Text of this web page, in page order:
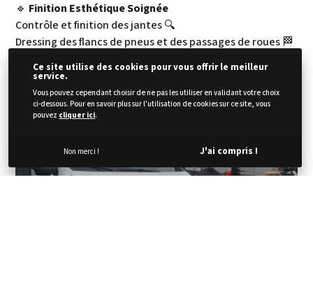
🔹 Finition Esthétique Soignée
Contrôle et finition des jantes 🔍
Dressing des flancs de pneus et des passages de roues 🏁
Nettoyage des vitres extérieures 🧽
Tour de finition sur les chromes ✨
Ce site utilise des cookies pour vous offrir le meilleur
service.
Vous pouvez cependant choisir de ne pas les utiliser en validant votre choix
ci-dessous. Pour en savoir plus sur l'utilisation de cookies sur ce site, vous
pouvez cliquer ici.
Non merci ! J'ai compris !